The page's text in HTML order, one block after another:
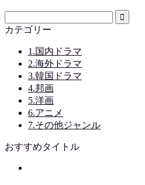
カテゴリー
1.国内ドラマ
2.海外ドラマ
3.韓国ドラマ
4.邦画
5.洋画
6.アニメ
7.その他ジャンル
おすすめタイトル